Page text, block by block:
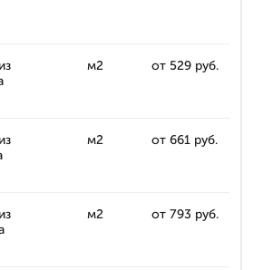
м2 от 529 руб.
м2 от 661 руб.
м2 от 793 руб.